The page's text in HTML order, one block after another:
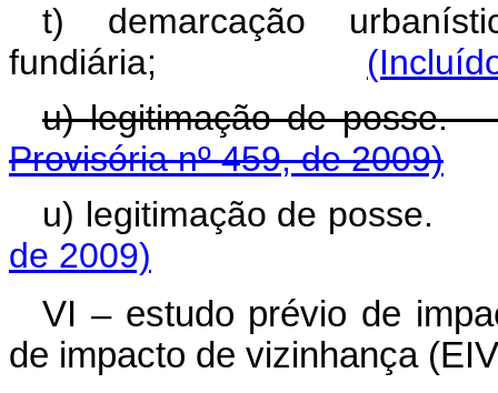
t) demarcação
fundiária;
u) legitimação
Provisória nº 459, de 2009)
u) legitimação de
de 2009)
VI – estudo prévio de
de impacto de vizinhança